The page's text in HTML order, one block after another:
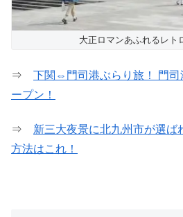
大正ロマンあふれるレト
⇒ 下関⇔門司港ぶらり旅！ 門司
ープン！
⇒ 新三大夜景に北九州市が選ば
方法はこれ！